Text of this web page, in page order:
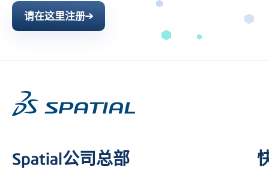
请在这里注册
Spatial公司总部